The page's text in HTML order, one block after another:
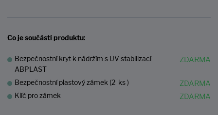
Co je součástí produktu:
Bezpečnostní kryt k nádržím s UV stabilizací
ABPLAST
Bezpečnostní plastový zámek (2 ks )
Klíč pro zámek